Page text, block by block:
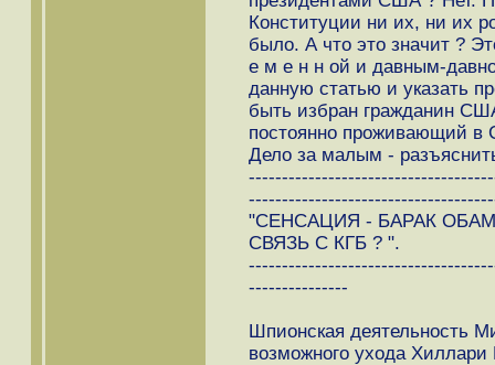
Конституции ни их, ни их
было. А что это значит ?
е м е н н ой и давным-
данную статью и указать
быть избран гражданин
постоянно проживающий в
Дело за малым -
"СЕНСАЦИЯ - БАРАК
СВЯЗЬ С КГБ ? ".
---------------
Шпионская деятельность
возможного ухода Хиллари